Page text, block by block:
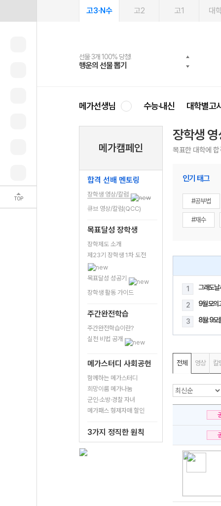
TOP
고3·N수 고2 고1 대
선물 3개 100% 당첨!
행운의 선물 뽑기
선물 100% 증정!
메가스터디 X 올리브
여름방학 스터디 캐시백
메가런 썸머스쿨
2027 러셀 단과
강사 공개선발
스마트러닝앱
설문 EVENT
메가패스
3일 무료 체험권
메가패스 수강생 무료혜택!
메가클럽 멤버십
사회공헌 캠페인
희망이룸 메가나눔
메가선생님 수능·내신 대학별고
메가캠페인
합격 선배 멘토링
장학생 영상/칼럼
큐브 영상/칼럼(QCC)
목표달성 장학생
장학제도 소개
제23기 장학생 1차 도전
목표달성 성공기
장학생 활동 가이드
주간완전학습
주간완전학습이란?
실천 비법 공개
메가스터디 사회공헌
함께하는 메가스터디
희망이룸 메가나눔
군인·소방·경찰 자녀
메가패스 형제자매 할인
3가지 정직한 원칙
장학생
목표한 대학에
인기 태그
#공부법
#재수
1 그래도날
2 9월 모의
3 8월: 9모
전체 영상 칼